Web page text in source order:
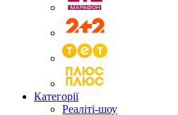
Категорії
Реаліті-шоу